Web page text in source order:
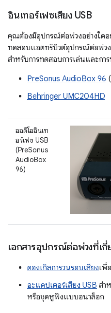
อินเทอร์เฟซเสียง USB
คุณต้องมีอุปกรณ์ต่อพ่วงอย่างใดอ
ทดสอบแอตทริบิวต์อุปกรณ์ต่อพ่วง
สำหรับการทดสอบการเล่นและกา
PreSonus AudioBox 96
Behringer UMC204HD
ออดิโออินเท
อร์เฟซ USB
(PreSonus
AudioBox
96)
เอกสารอุปกรณ์ต่อพ่วงที่เกี่
ดองเกิลการวนรอบเสียงเพื่
อะแดปเตอร์เสียง USB สำ
หรือชุดหูฟังแบบอนาล็อก